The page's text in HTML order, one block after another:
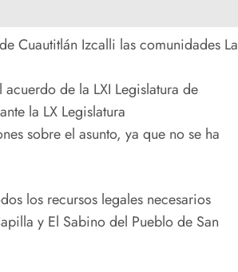
Cuautitlán Izcalli las comunidades La
de la LXI Legislatura de
la LX Legislatura
sobre el asunto, ya que no se ha
los recursos legales necesarios
y El Sabino del Pueblo de San